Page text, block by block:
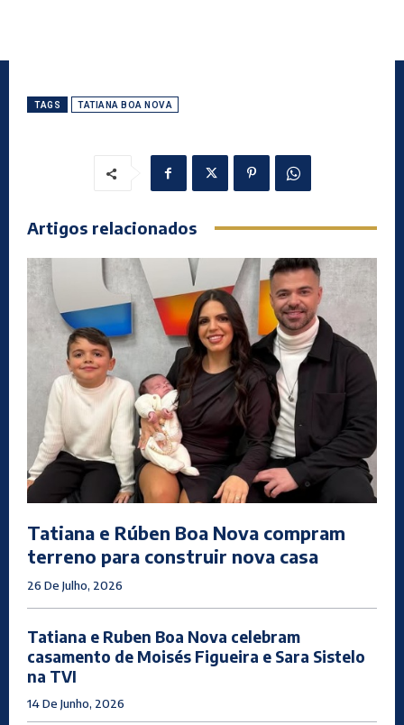
TAGS TATIANA BOA NOVA
Artigos relacionados
Tatiana e Rúben Boa Nova compram
terreno para construir nova casa
26 De Julho, 2026
Tatiana e Ruben Boa Nova celebram
casamento de Moisés Figueira e Sara Sistelo
na TVI
14 De Junho, 2026